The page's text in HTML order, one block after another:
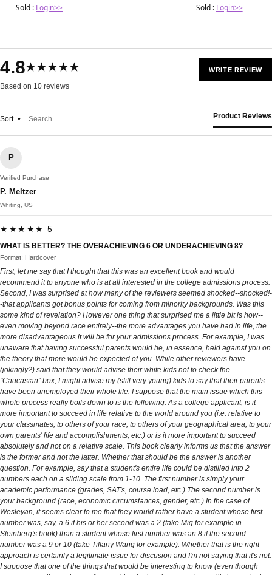
Sold : Login>> Sold : Login>>
4.8★★★★★
Based on 10 reviews
WRITE REVIEW
Sort Product Reviews
P
Verified Purchase
P. Meltzer
Whiting, US
★★★★★ 5
WHAT IS BETTER? THE OVERACHIEVING 6 OR UNDERACHIEVING 8?
Format: Hardcover
First, let me say that I thought that this was an excellent book and would
recommend it to anyone who is at all interested in the college admissions process.
Second, I was surprised at how many of the reviewers seemed shocked--shocked!-
-that applicants got bonus points for coming from minority backgrounds. Was this
some kind of revelation? However one thing that surprised me a little bit is how--
even moving beyond race entirely--the more advantages you have had in life, the
more disadvantageous it will be for your admissions process. For example, I was
unaware that having successful parents would be, in essence, held against you on
the theory that more would be expected of you. While other reviewers have
(jokingly?) said that they would advise their white kids not to check the
"Caucasian" box, I might advise my (still very young) kids to say that their parents
have been unemployed their whole life. I suppose that the main issue which this
whole process really boils down to is the following: As a college applicant, is it
more important to succeed in life relative to the world around you (i.e. relative to
your classmates, to others of your race, to others of your geographical area, to your
own parents' life and accomplishments, etc.) or is it more important to succeed
absolutely and not on a relative scale. This book clearly informs us that the answer
is the former and not the latter. Whether that should be the answer is another
question. For example, say that a student's entire life could be distilled into 2
numbers each on a sliding scale from 1-10. The first number is simply your
academic performance (grades, SAT's, course load, etc.) The second number is
your background (race, economic circumstances, gender, etc.) In the case of
Wesleyan, it seems clear to me that they would rather have a student whose first
number was, say, a 6 if his or her second was a 2 (take Mig for example in
Steinberg's book) than a student whose first number was an 8 if the second
number was a 9 or 10 (take Tiffany Wang for example). Whether that is the right
approach is certainly a legitimate issue for discusion and I'm not saying that it's not.
I suppose that one of the things that would be interesting to know (even though